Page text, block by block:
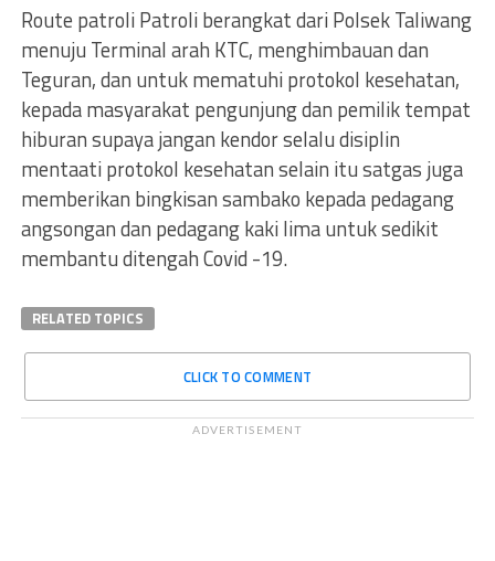
Route patroli Patroli berangkat dari Polsek Taliwang
menuju Terminal arah KTC, menghimbauan dan
Teguran, dan untuk mematuhi protokol kesehatan,
kepada masyarakat pengunjung dan pemilik tempat
hiburan supaya jangan kendor selalu disiplin
mentaati protokol kesehatan selain itu satgas juga
memberikan bingkisan sambako kepada pedagang
angsongan dan pedagang kaki lima untuk sedikit
membantu ditengah Covid -19.
RELATED TOPICS
CLICK TO COMMENT
ADVERTISEMENT